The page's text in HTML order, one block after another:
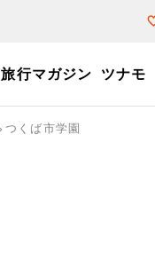
旅行マガジン ツナモ
つくば市学園